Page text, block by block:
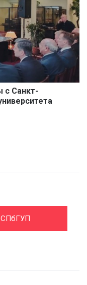
с Санкт-
СПбГУП